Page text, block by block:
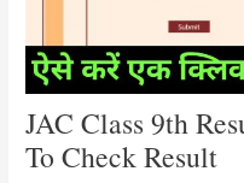
JAC Class 9th
To Check Result